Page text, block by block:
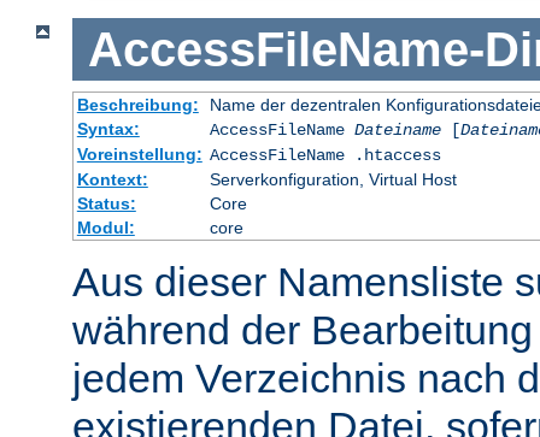
AccessFileName-
Beschreibung:
Name der dezentralen
Syntax:
AccessFileName Dateiname[
Voreinstellung: AccessFileName .htaccess
Kontext:
Serverkonfiguration, Virtual Host
Status:
Core
Modul:
core
Aus dieser Namensliste
während der
jedem Verzeichnis nach
existierenden Datei,